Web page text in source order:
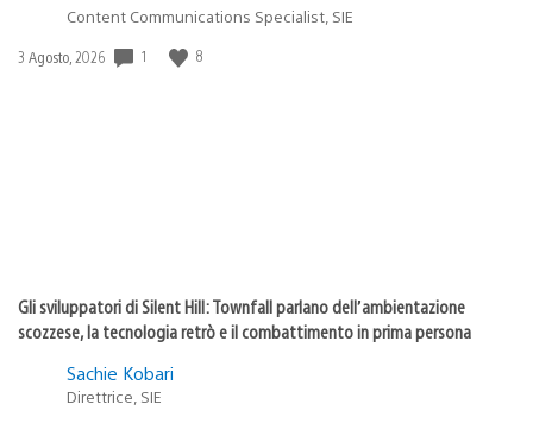
Content Communications Specialist, SIE
Data
3 Agosto, 2026 1 8
Gli sviluppatori di Silent Hill: Townfall parlano dell’ambientazione
scozzese, la tecnologia retrò e il combattimento in prima persona
Sachie Kobari
Direttrice, SIE